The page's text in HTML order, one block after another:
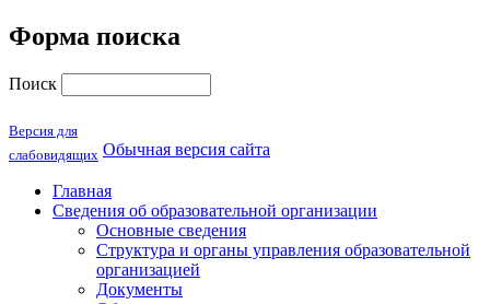
Форма поиска
Поиск
Версия для
слабовидящих Обычная версия сайта
Главная
Сведения об образовательной организации
Основные сведения
Структура и органы управления образовательной
организацией
Документы